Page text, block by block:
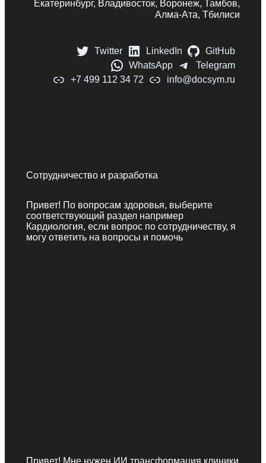
Екатеринбург, Владивосток, Воронеж, Тамбов,
Алма-Ата, Тбилиси
Twitter LinkedIn
GitHub
WhatsApp
Telegram
+7 499 112 34 72
info@docsym.ru
Сотрудничество и разработка
Привет! По вопросам здоровья, выберите
соответствующий раздел например
Кардиология, если вопрос по сотрудничеству, я
могу ответить на вопросы и помочь